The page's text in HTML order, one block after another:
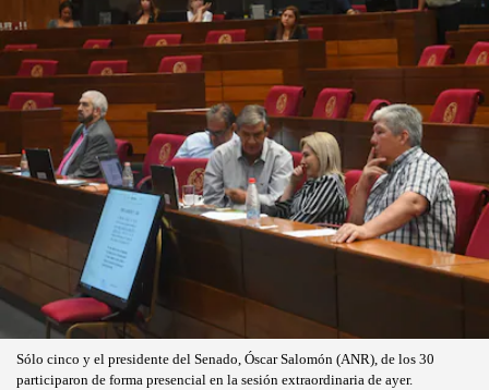
Sólo cinco y el presidente del Senado, Óscar Salomón (ANR), de los 30
participaron de forma presencial en la sesión extraordinaria de ayer.